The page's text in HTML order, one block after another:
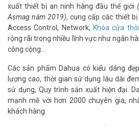
** ƯU ĐÃI: Tặng thẻ nhớ chuyên dụng
Giá lắp đặt bộ camera Wifi
K15P tham khảo
DHI-K15P + thẻ nhớ
Camera quan sát DAHUAthương hiệu
cầu hiện nay. Hiểu được thị hiếu yêu cầu
phẩm Camera IP WIFI Dahua DHI-K15P
xuất thiết bị an ninh hàng đầu thế giới
Asmag năm 2019), cung cấp các thiết bị
Access Control, Network, Khóa cửa
rộng rãi trong nhiều lĩnh vực như ngân
công cộng…
Các sản phẩm Dahua có kiểu dáng
lượng cao, thời gian sử dụng lâu dài
sử dụng, Quy trình sản xuất hiện đại.
mạnh mẽ với hơn 2000 chuyên gia,
khách hàng.